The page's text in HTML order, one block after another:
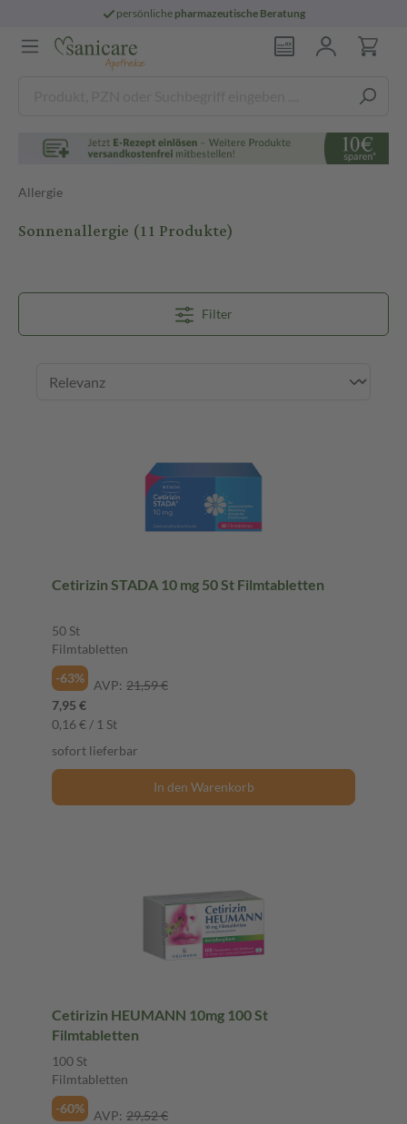
persönliche pharmazeutische Beratung
Allergie
Sonnenallergie (11 Produkte)
Filter
Cetirizin STADA 10 mg 50 St Filmtabletten
50 St
Filmtabletten
-63%
AVP: 21,59 €
7,95 €
0,16 € / 1 St
sofort lieferbar
In den Warenkorb
Cetirizin HEUMANN 10mg 100 St
Filmtabletten
100 St
Filmtabletten
-60%
AVP: 29,52 €